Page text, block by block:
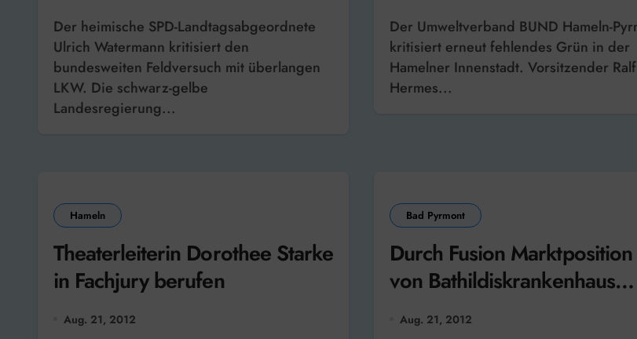
Der heimische SPD-Landtagsabgeordnete
Ulrich Watermann kritisiert den
bundesweiten Feldversuch mit überlangen
LKW. Die schwarz-gelbe
Landesregierung...
Der Umweltverband BUND Hameln-Pyrmont
kritisiert erneut fehlendes Grün in der
Hamelner Innenstadt. Vorsitzender Ralf
Hermes...
Hameln
Theaterleiterin Dorothee Starke
in Fachjury berufen
Aug. 21, 2012
Bad Pyrmont
Durch Fusion Marktposition
von Bathildiskrankenhaus
gestärkt
Aug. 21, 2012